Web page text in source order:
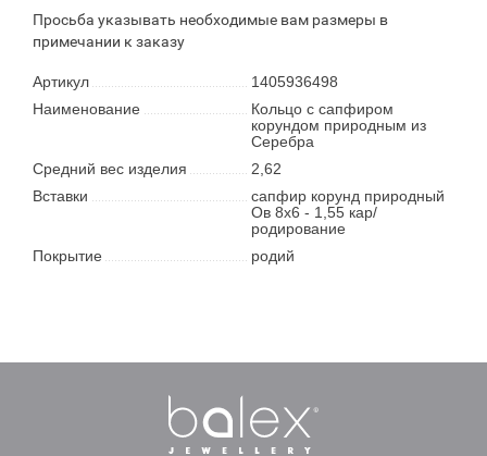
Просьба указывать необходимые вам размеры в
примечании к заказу
Артикул
1405936498
Наименование
Кольцо с сапфиром
корундом природным из
Серебра
Средний вес изделия
2,62
Вставки
сапфир корунд природный
Ов 8х6 - 1,55 кар/
родирование
Покрытие
родий